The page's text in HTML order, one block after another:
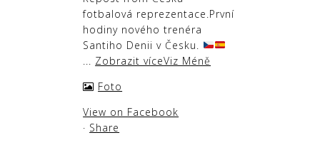
fotbalová reprezentace.První
hodiny nového trenéra
Santiho Denii v Česku.
... Zobrazit víceViz Méně
Foto
View on Facebook
· Share